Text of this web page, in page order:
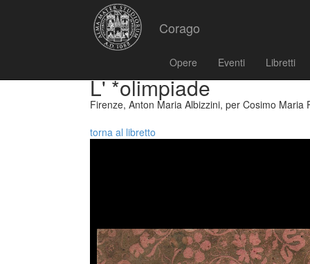
Corago
Opere Eventi Libretti
L' *olimpiade
Firenze, Anton Maria Albizzini, per Cosimo Maria
torna al libretto